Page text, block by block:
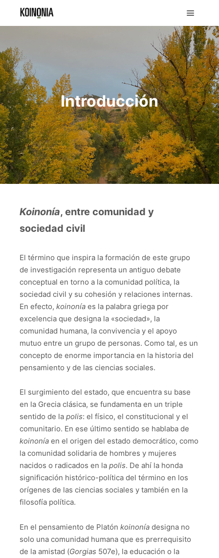
Introducción
Koinonía, entre comunidad y
sociedad civil
El término que inspira la formación de este grupo
de investigación representa un antiguo debate
conceptual en torno a la comunidad política, la
sociedad civil y su cohesión y relaciones internas.
En efecto, koinonía es la palabra griega por
excelencia que designa la «sociedad», la
comunidad humana, la convivencia y el apoyo
mutuo entre un grupo de personas. Como tal, es un
concepto de enorme importancia en la historia del
pensamiento y de las ciencias sociales.
El surgimiento del estado, que encuentra su base
en la Grecia clásica, se fundamenta en un triple
sentido de la polis: el físico, el constitucional y el
comunitario. En ese último sentido se hablaba de
koinonía en el origen del estado democrático, como
la comunidad solidaria de hombres y mujeres
nacidos o radicados en la polis. De ahí la honda
significación histórico-política del término en los
orígenes de las ciencias sociales y también en la
filosofía política.
En el pensamiento de Platón koinonía designa no
solo una comunidad humana que es prerrequisito
de la amistad (Gorgias 507e), la educación o la